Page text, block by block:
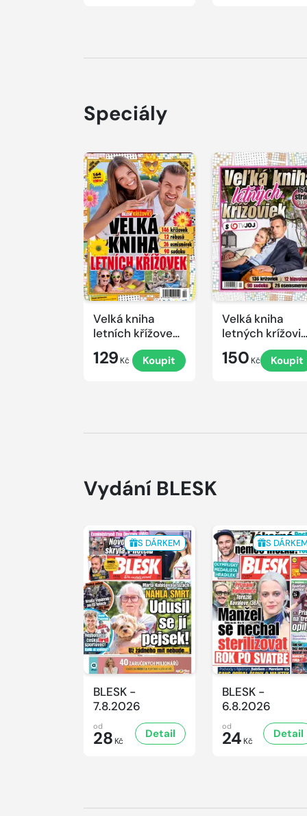
Speciály
Velká kniha
letních křížovek
129 Kč Koupit
Velká kniha
letných krížoviek
s TV JOJ 2026
150 Kč Koupit
Vydání BLESK
S DÁRKEM
BLESK -
7.8.2026
od
28 Kč
Detail
S
BLESK -
6.8.2026
od
24 Kč
Detail